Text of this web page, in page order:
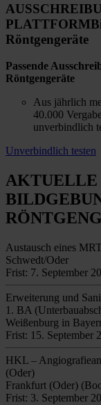
PLATTFORM
Röntgengeräte
Passende
Röntgengeräte
Aus jährlich
40.000
unverbindlich
Unverbindlich testen
AKTUELLE
Austausch eines
Schwedt/Oder
Frist: 7. September
Erweiterung und
1. BA
Weißenburg in
Frist: 15. September
HKL –
(Oder)
Frankfurt (Oder)
Frist: 3. September